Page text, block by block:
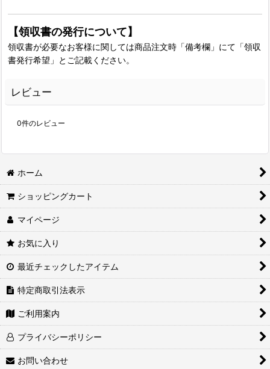
【領収書の発行について】
領収書が必要なお客様に関しては商品注文時「備考欄」にて「領収
書発行希望」とご記載ください。
レビュー
0件のレビュー
ホーム
ショッピングカート
マイページ
お気に入り
最近チェックしたアイテム
特定商取引法表示
ご利用案内
プライバシーポリシー
お問い合わせ